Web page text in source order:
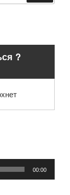
?
00:00